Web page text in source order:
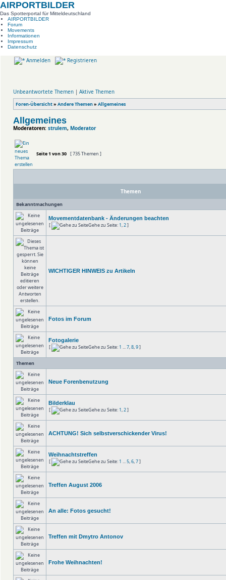
AIRPORTBILDER
Das Spotterportal für Mitteldeutschland
AIRPORTBILDER
Forum
Movements
Informationen
Impressum
Datenschutz
Anmelden Registrieren
Unbeantwortete Themen | Aktive Themen
Foren-Übersicht» Andere Themen» Allgemeines
Allgemeines
Moderatoren: strulem, Moderator
Seite1 von30 [ 735 Themen ]
Themen
Bekanntmachungen
Movementdatenbank - Änderungen beachten
[ Gehe zu Seite: 1,2]
WICHTIGER HINWEIS zu Artikeln
Fotos im Forum
Fotogalerie
[ Gehe zu Seite: 1 ...7,8,9]
Themen
Neue Forenbenutzung
Bilderklau
[ Gehe zu Seite: 1,2]
ACHTUNG! Sich selbstverschickender Virus!
Weihnachtstreffen
[ Gehe zu Seite: 1 ...5,6,7]
Treffen August 2006
An alle: Fotos gesucht!
Treffen mit Dmytro Antonov
Frohe Weihnachten!